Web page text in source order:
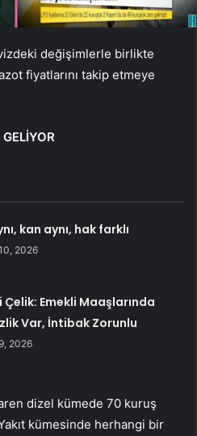
değişimlerle birlikte
fiyatlarını takip etmeye
kan aynı, hak farklı
2026
Çelik: Emekli Maaşlarında
Var, İntibak Zorunlu
2026
dizel kümede 70 kuruş
kümesinde herhangi bir